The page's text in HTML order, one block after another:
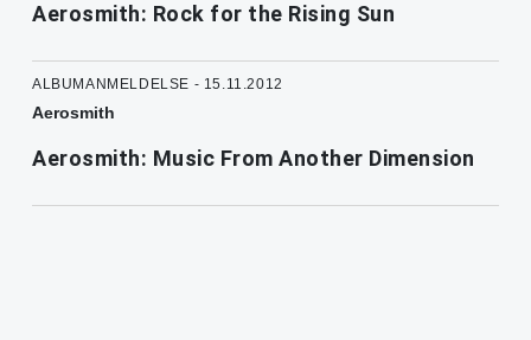
Aerosmith: Rock for the Rising Sun
ALBUMANMELDELSE - 15.11.2012
Aerosmith
Aerosmith: Music From Another Dimension